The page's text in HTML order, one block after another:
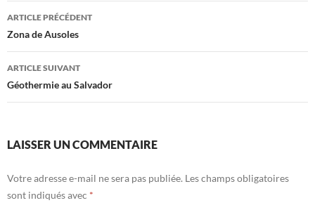
Navigation
des
articles
ARTICLE PRÉCÉDENT
Zona de Ausoles
ARTICLE SUIVANT
Géothermie au Salvador
LAISSER UN COMMENTAIRE
Votre adresse e-mail ne sera pas publiée. Les champs obligatoires
sont indiqués avec *